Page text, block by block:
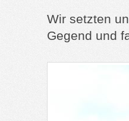
Wir setzten
Gegend und